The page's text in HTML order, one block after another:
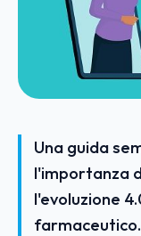
Una guida
l'importanza
l'evoluzione
farmaceutico.